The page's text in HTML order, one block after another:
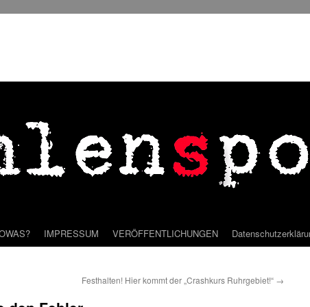
IMPRESSUM VERÖFFENTLICHUNGEN
Festhalten! Hier kommt der „Crashkurs Ruhrgebiet!“ →